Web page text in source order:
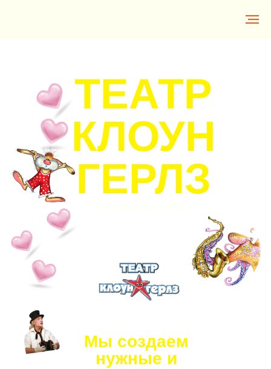
КЛОУН
ГЕРЛЗ
театр для всей семьи
полезные
спектакли!